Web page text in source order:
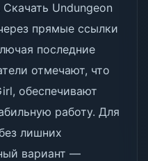
Undungeon
прямые ссылки
последние
отмечают, что
обеспечивают
работу. Для
лишних
вариант —